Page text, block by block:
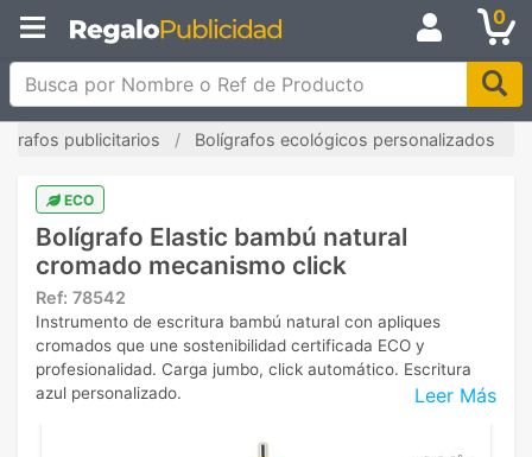
0
Busca por Nombre o Ref de Producto
publicitarios Bolígrafos ecológicos personalizados
ECO
Bolígrafo Elastic bambú natural
cromado mecanismo click
Ref: 78542
Leer Más
Instrumento de escritura bambú natural con apliques
cromados que une sostenibilidad certificada ECO y
profesionalidad. Carga jumbo, click automático. Escritura
azul personalizado.